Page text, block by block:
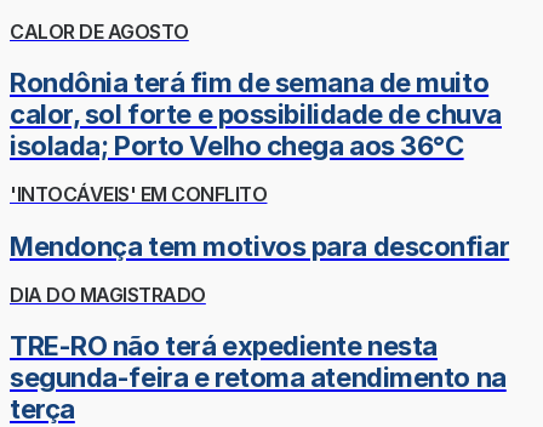
CALOR DE AGOSTO
Rondônia terá fim de semana de muito
calor, sol forte e possibilidade de chuva
isolada; Porto Velho chega aos 36°C
'INTOCÁVEIS' EM CONFLITO
Mendonça tem motivos para desconfiar
DIA DO MAGISTRADO
TRE-RO não terá expediente nesta
segunda-feira e retoma atendimento na
terça